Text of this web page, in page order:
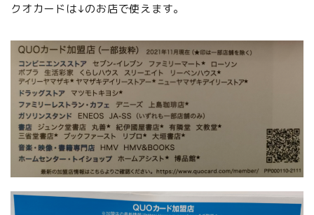
クオカードは↓のお店で使えます。